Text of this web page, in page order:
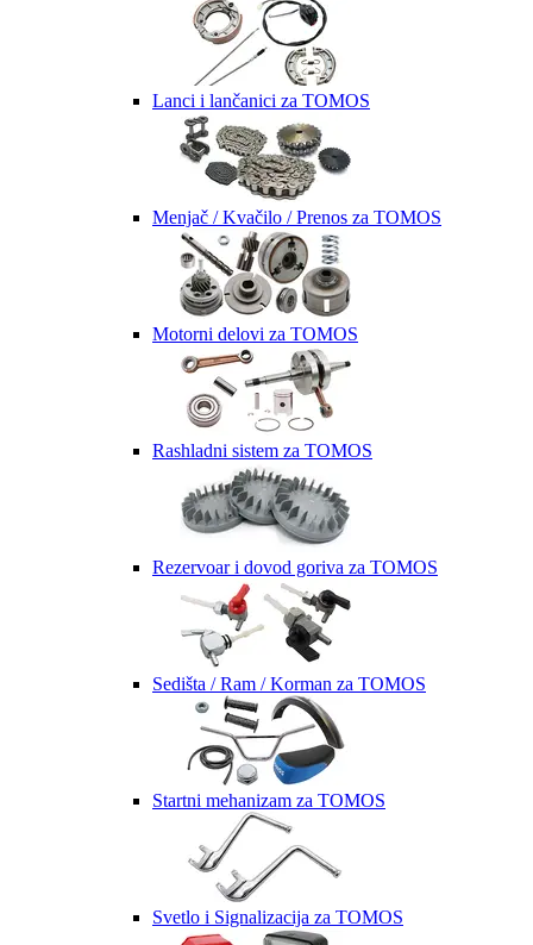
Lanci i lančanici za TOMOS
Menjač / Kvačilo / Prenos za TOMOS
Motorni delovi za TOMOS
Rashladni sistem za TOMOS
Rezervoar i dovod goriva za TOMOS
Sedišta / Ram / Korman za TOMOS
Startni mehanizam za TOMOS
Svetlo i Signalizacija za TOMOS